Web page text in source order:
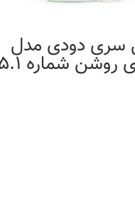
سری دودی مدل
روشن شماره 5.1